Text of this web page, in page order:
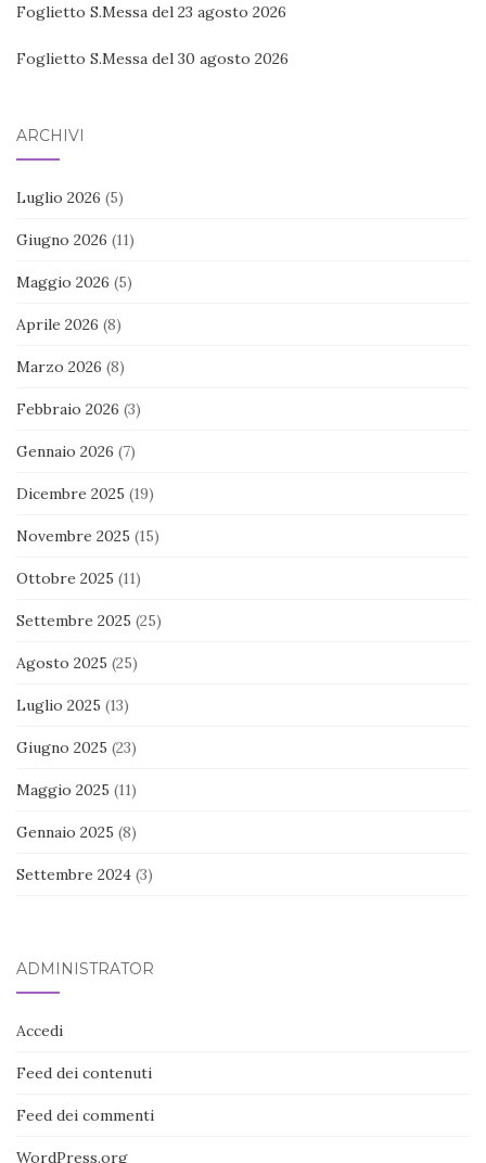
Foglietto S.Messa del 23 agosto 2026
Foglietto S.Messa del 30 agosto 2026
ARCHIVI
Luglio 2026 (5)
Giugno 2026 (11)
Maggio 2026 (5)
Aprile 2026 (8)
Marzo 2026 (8)
Febbraio 2026 (3)
Gennaio 2026 (7)
Dicembre 2025 (19)
Novembre 2025 (15)
Ottobre 2025 (11)
Settembre 2025 (25)
Agosto 2025 (25)
Luglio 2025 (13)
Giugno 2025 (23)
Maggio 2025 (11)
Gennaio 2025 (8)
Settembre 2024 (3)
ADMINISTRATOR
Accedi
Feed dei contenuti
Feed dei commenti
WordPress.org